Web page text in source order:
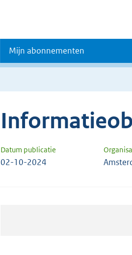
Mijn abonnementen
Datum publicatie
02-10-2024